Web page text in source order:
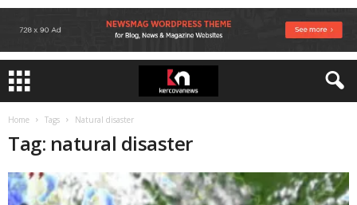
Home Tags Natural disaster
Tag: natural disaster